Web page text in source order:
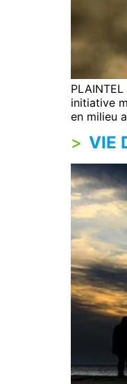
initiative
en milieu
VIE